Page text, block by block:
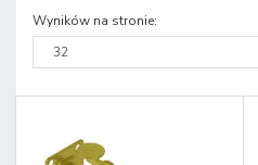
Wyników na stronie: